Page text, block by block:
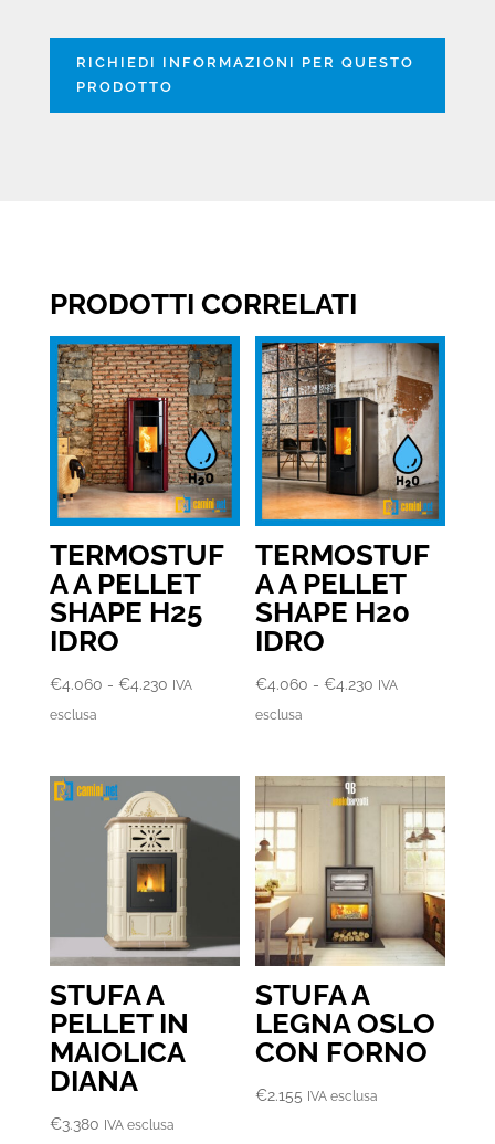
RICHIEDI INFORMAZIONI PER QUESTO
PRODOTTO
PRODOTTI CORRELATI
TERMOSTUF
A A PELLET
SHAPE H25
IDRO
€4.060 - €4.230Fascia
€4.060
a
€4.230
IVA
esclusa
TERMOSTUF
A A PELLET
SHAPE H20
IDRO
€4.060 - €4.230 Fascia
€4.230
IVA
esclusa
STUFA A
PELLET IN
MAIOLICA
DIANA
€3.380 IVA esclusa
STUFA A
LEGNA OSLO
CON FORNO
€2.155 IVA esclusa